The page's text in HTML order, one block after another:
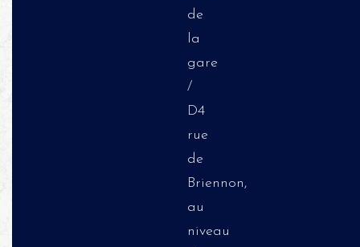
de
la
gare
/
D4
rue
de
Briennon,
au
niveau